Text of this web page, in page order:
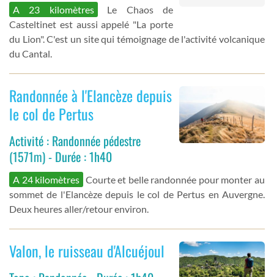
A 23 kilomètres
Le Chaos de
Casteltinet est aussi appelé "La porte
du Lion". C'est un site qui témoignage de l'activité volcanique
du Cantal.
Randonnée à l'Elancèze depuis
le col de Pertus
Activité : Randonnée pédestre
(1571m) - Durée : 1h40
A 24 kilomètres Courte et belle randonnée pour monter au
sommet de l'Elancèze depuis le col de Pertus en Auvergne.
Deux heures aller/retour environ.
Valon, le ruisseau d'Alcuéjoul